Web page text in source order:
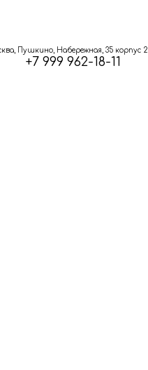
Пушкино, Набережная, 35 корпус 2
+7 999 962-18-11